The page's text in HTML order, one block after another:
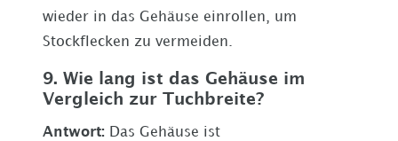
wieder in das Gehäuse einrollen, um
Stockflecken zu vermeiden.
9. Wie lang ist das Gehäuse im
Vergleich zur Tuchbreite?
Antwort: Das Gehäuse ist